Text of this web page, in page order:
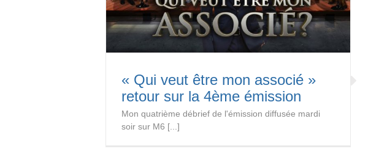
« Qui veut être mon associé »
retour sur la 4ème émission
Mon quatrième débrief de l'émission diffusée mardi
soir sur M6 [...]